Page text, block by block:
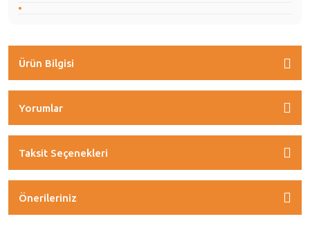
Ürün Bilgisi
Yorumlar
Taksit Seçenekleri
Önerileriniz